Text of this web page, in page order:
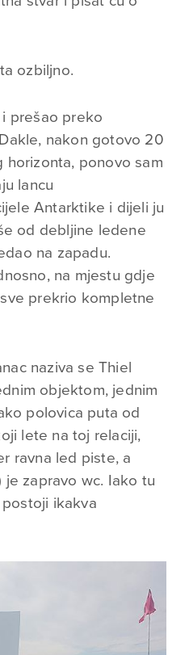
ozbiljno.
prešao preko
nakon gotovo 20
horizonta, ponovo sam
lancu
Antarktike i dijeli ju
od debljine ledene
na zapadu.
na mjestu gdje
prekrio kompletne
naziva se Thiel
objektom, jednim
polovica puta od
lete na toj relaciji,
ravna led piste, a
zapravo wc. Iako tu
ikakva